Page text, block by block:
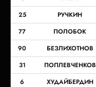
25
РУЧКИН
77
ПОЛОБОК
90
БЕЗЛИХОТНОВ
31
ПОПЛЕВЧЕНКОВ
6
ХУДАЙБЕРДИН